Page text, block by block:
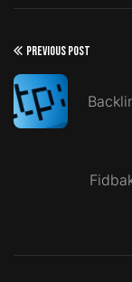
PREVIOUS POST